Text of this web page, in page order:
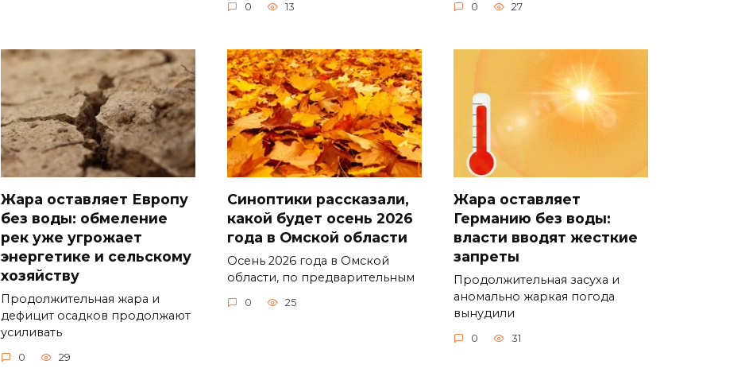
0 13 0 27
Жара оставляет Европу
без воды: обмеление
рек уже угрожает
энергетике и сельскому
хозяйству
Продолжительная жара и
дефицит осадков продолжают
усиливать
0 29
Синоптики рассказали,
какой будет осень 2026
года в Омской области
Осень 2026 года в Омской
области, по предварительным
0 25
Жара оставляет
Германию без воды:
власти вводят жесткие
запреты
Продолжительная засуха и
аномально жаркая погода
вынудили
0 31